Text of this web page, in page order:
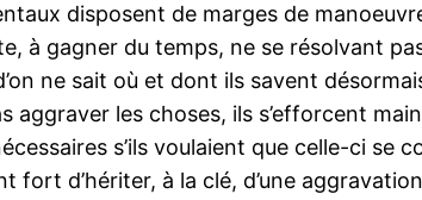
disposent de marges de
à gagner du temps, ne se résolvant
ne sait où et dont ils savent
aggraver les choses, ils s’efforcent
s’ils voulaient que celle-ci se
fort d’hériter, à la clé, d’une